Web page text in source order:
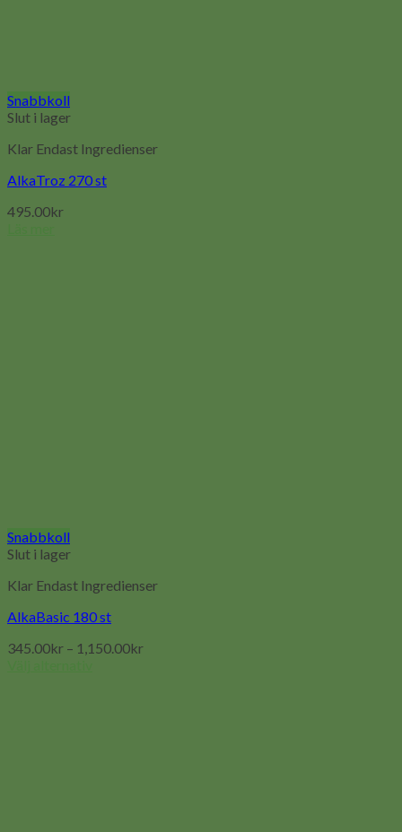
Snabbkoll
Slut i lager
Klar Endast Ingredienser
AlkaTroz 270 st
495.00kr
Snabbkoll
Slut i lager
Klar Endast Ingredienser
AlkaBasic 180 st
345.00kr – 1,150.00kr